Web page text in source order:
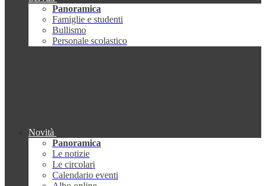
Panoramica
Famiglie e studenti
Bullismo
Personale scolastico
Novità
Panoramica
Le notizie
Le circolari
Calendario eventi